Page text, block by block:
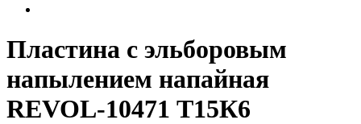
Пластина с эльборовым
напылением напайная
REVOL-10471 Т15К6